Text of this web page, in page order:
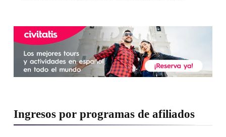
Ingresos por programas de afiliados